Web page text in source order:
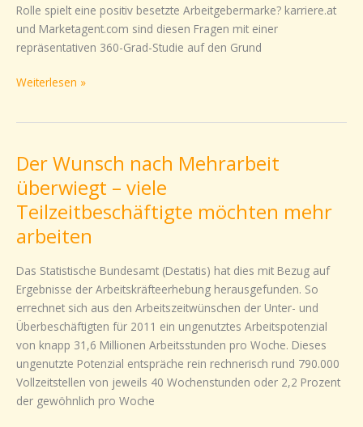
Rolle spielt eine positiv besetzte Arbeitgebermarke? karriere.at
und Marketagent.com sind diesen Fragen mit einer
repräsentativen 360-Grad-Studie auf den Grund
Weiterlesen »
Der Wunsch nach Mehrarbeit
überwiegt – viele
Teilzeitbeschäftigte möchten mehr
arbeiten
Das Statistische Bundesamt (Destatis) hat dies mit Bezug auf
Ergebnisse der Arbeitskräfteerhebung herausgefunden. So
errechnet sich aus den Arbeitszeitwünschen der Unter- und
Überbeschäftigten für 2011 ein ungenutztes Arbeitspotenzial
von knapp 31,6 Millionen Arbeitsstunden pro Woche. Dieses
ungenutzte Potenzial entspräche rein rechnerisch rund 790.000
Vollzeitstellen von jeweils 40 Wochenstunden oder 2,2 Prozent
der gewöhnlich pro Woche
Der
Wunsch
nach
Mehrarbeit
überwiegt
viele
Teilzeitbeschäftigte
möchten
mehr
arbeiten